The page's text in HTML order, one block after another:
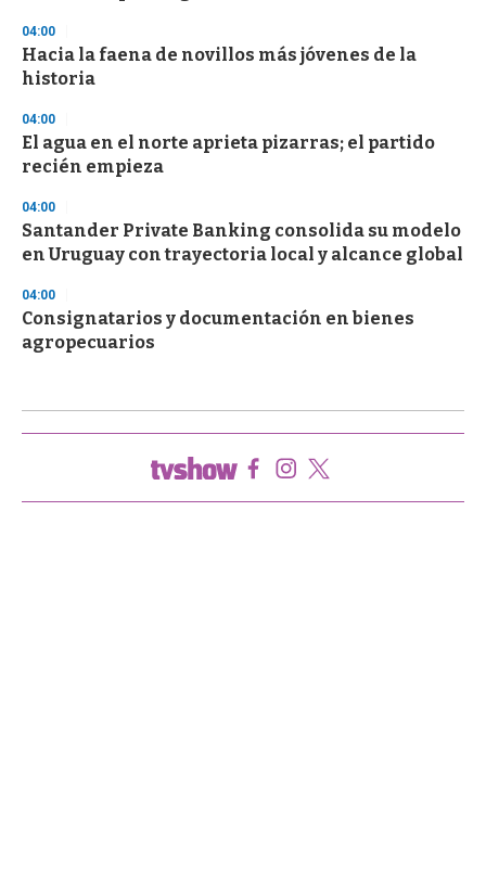
04:00
Hacia la faena de novillos más jóvenes de la
historia
04:00
El agua en el norte aprieta pizarras; el partido
recién empieza
04:00
Santander Private Banking consolida su modelo
en Uruguay con trayectoria local y alcance global
04:00
Consignatarios y documentación en bienes
agropecuarios